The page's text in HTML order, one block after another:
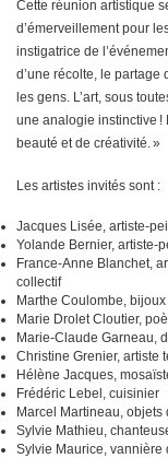
Cette réunion artistique
d’émerveillement pour
instigatrice de
d’une récolte, le partage
les gens. L’art, sous
une analogie instinctive
beauté et de créativité. »
Les artistes invités sont :
Jacques Lisée, artiste-
Yolande Bernier, artiste-
France-Anne Blanchet,
collectif
Marthe Coulombe,
Marie Drolet Cloutier,
Marie-Claude Garneau,
Christine Grenier, artiste
Hélène Jacques,
Frédéric Lebel, cuisinier
Marcel Martineau, objets
Sylvie Mathieu,
Sylvie Maurice, vannière